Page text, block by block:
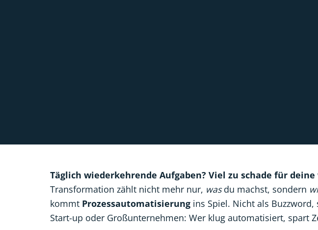
Täglich wiederkehrende Aufgaben? Viel zu schade für
Transformation zählt nicht mehr nur, wasdu machst, sondern
kommt Prozessautomatisierung ins Spiel. Nicht als
Start-up oder Großunternehmen: Wer klug automatisiert, spart